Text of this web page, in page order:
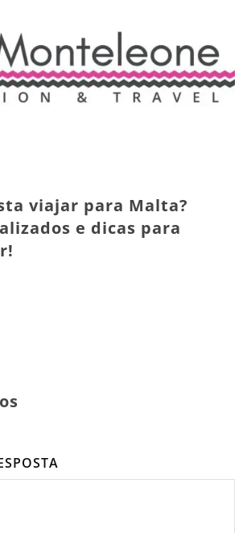
viajar para Malta?
e dicas para